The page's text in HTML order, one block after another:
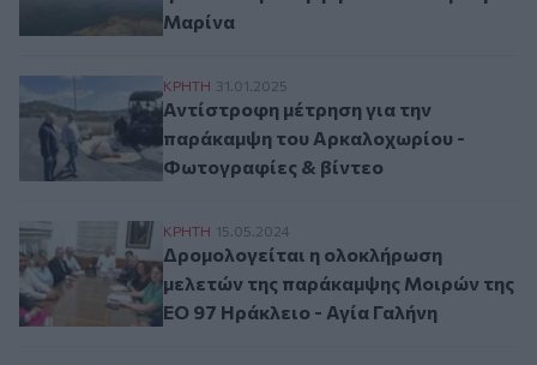
Μαρίνα
Αντίστροφη μέτρηση για την
ΚΡΗΤΗ 31.01.2025
Αντίστροφη μέτρηση για την
παράκαμψη του Αρκαλοχωρίου -
Φωτογραφίες & βίντεο
Δρομολογείται η ολοκλήρωση μελετών
ΚΡΗΤΗ 15.05.2024
Δρομολογείται η ολοκλήρωση
μελετών της παράκαμψης Μοιρών της
ΕΟ 97 Ηράκλειο - Αγία Γαλήνη